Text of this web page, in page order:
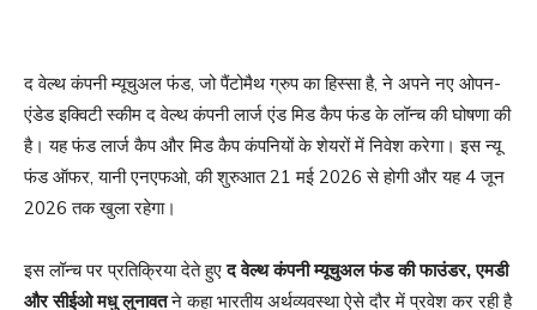
द वेल्थ कंपनी म्यूचुअल फंड, जो पैंटोमैथ ग्रुप का हिस्सा है, ने अपने नए ओपन-
एंडेड इक्विटी स्कीम द वेल्थ कंपनी लार्ज एंड मिड कैप फंड के लॉन्च की घोषणा की
है। यह फंड लार्ज कैप और मिड कैप कंपनियों के शेयरों में निवेश करेगा। इस न्यू
फंड ऑफर, यानी एनएफओ, की शुरुआत 21 मई 2026 से होगी और यह 4 जून
2026 तक खुला रहेगा।
इस लॉन्च पर प्रतिक्रिया देते हुएद वेल्थ कंपनी म्यूचुअल फंड की फाउंडर, एमडी
और सीईओ मधु लुनावतने कहा भारतीय अर्थव्यवस्था ऐसे दौर में प्रवेश कर रही है